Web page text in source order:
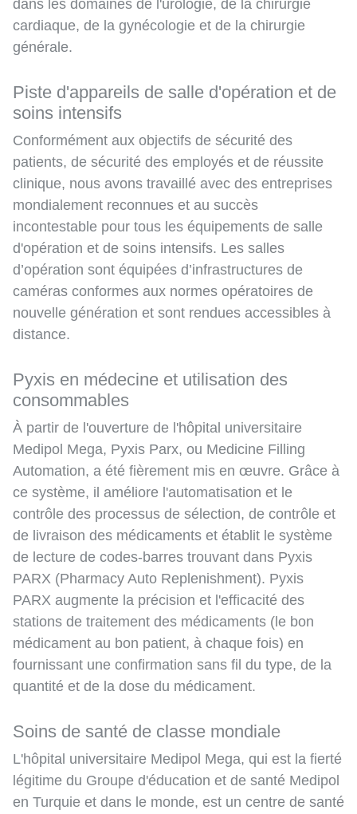
dans les domaines de l'urologie, de la chirurgie
cardiaque, de la gynécologie et de la chirurgie
générale.
Piste d'appareils de salle d'opération et de
soins intensifs
Conformément aux objectifs de sécurité des
patients, de sécurité des employés et de réussite
clinique, nous avons travaillé avec des entreprises
mondialement reconnues et au succès
incontestable pour tous les équipements de salle
d'opération et de soins intensifs. Les salles
d’opération sont équipées d’infrastructures de
caméras conformes aux normes opératoires de
nouvelle génération et sont rendues accessibles à
distance.
Pyxis en médecine et utilisation des
consommables
À partir de l'ouverture de l'hôpital universitaire
Medipol Mega, Pyxis Parx, ou Medicine Filling
Automation, a été fièrement mis en œuvre. Grâce à
ce système, il améliore l'automatisation et le
contrôle des processus de sélection, de contrôle et
de livraison des médicaments et établit le système
de lecture de codes-barres trouvant dans Pyxis
PARX (Pharmacy Auto Replenishment). Pyxis
PARX augmente la précision et l'efficacité des
stations de traitement des médicaments (le bon
médicament au bon patient, à chaque fois) en
fournissant une confirmation sans fil du type, de la
quantité et de la dose du médicament.
Soins de santé de classe mondiale
L'hôpital universitaire Medipol Mega, qui est la fierté
légitime du Groupe d'éducation et de santé Medipol
en Turquie et dans le monde, est un centre de santé